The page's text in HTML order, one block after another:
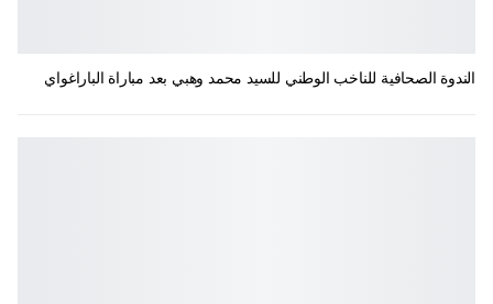
الندوة الصحافية للناخب الوطني للسيد محمد وهبي بعد مباراة الباراغواي